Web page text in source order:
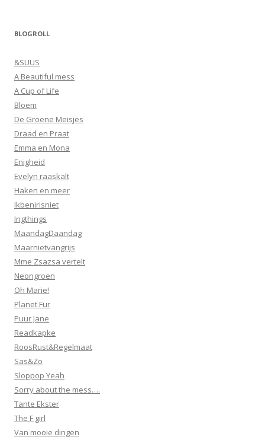
BLOGROLL
&SUUS
A Beautiful mess
A Cup of Life
Bloem
De Groene Meisjes
Draad en Praat
Emma en Mona
Enigheid
Evelyn raaskalt
Haken en meer
Ikbenirisniet
Ingthings
MaandagDaandag
Maarnietvangrijs
Mme Zsazsa vertelt
Neongroen
Oh Marie!
Planet Fur
Puur Jane
Readkapke
RoosRust&Regelmaat
Sas&Zo
Sloppop Yeah
Sorry about the mess….
Tante Ekster
The F girl
Van mooie dingen